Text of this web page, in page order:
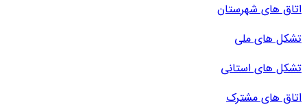
اتاق های شهرستان
تشکل های ملی
تشکل های استانی
اتاق های مشترک